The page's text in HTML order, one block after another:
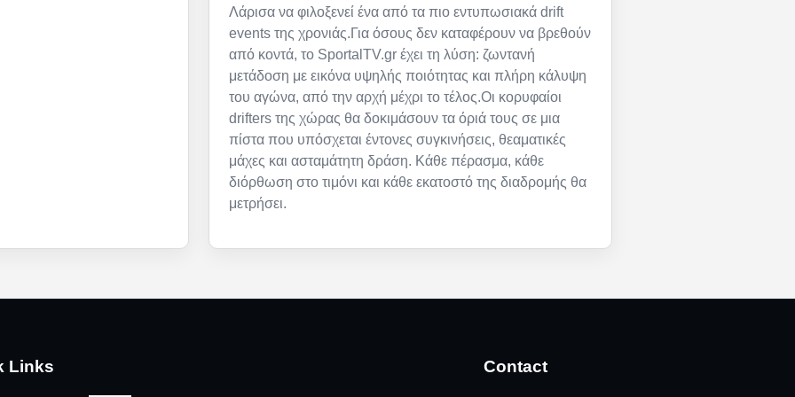
Λάρισα να φιλοξενεί ένα από τα πιο εντυπωσιακά drift
events της χρονιάς.Για όσους δεν καταφέρουν να βρεθούν
από κοντά, το SportalTV.gr έχει τη λύση: ζωντανή
μετάδοση με εικόνα υψηλής ποιότητας και πλήρη κάλυψη
του αγώνα, από την αρχή μέχρι το τέλος.Οι κορυφαίοι
drifters της χώρας θα δοκιμάσουν τα όριά τους σε μια
πίστα που υπόσχεται έντονες συγκινήσεις, θεαματικές
μάχες και ασταμάτητη δράση. Κάθε πέρασμα, κάθε
διόρθωση στο τιμόνι και κάθε εκατοστό της διαδρομής θα
μετρήσει.
Links Contact